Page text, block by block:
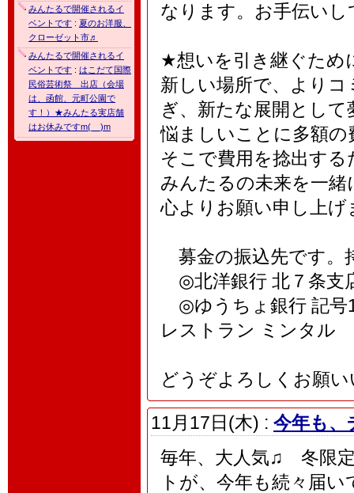
みんたるで開催されるイ
ベントです : 夏のお洋服、
クローゼット市♬
みんたるで開催されるイ
ベントです : はこだて国際
民俗芸術祭 出店（会場
は、函館、元町公園で
す！）★みんたる実店舗
はお休みですm(__)m
なります。お手伝い
★想いを引き継ぐため
新しい場所で、より
ぎ、新たな展開とし
悩ましいことに多額
そこで費用を捻出す
みんたるの未来を一
心よりお願い申し上げ
募金の振込先です。
◎北洋銀行 北７条支
◎ゆうちょ銀行 記号
レストラン ミンタル
どうぞよろしくお願
11月17日(木) : 今年も、
毎年、大人気♫ 冬限
トが、今年も続々届